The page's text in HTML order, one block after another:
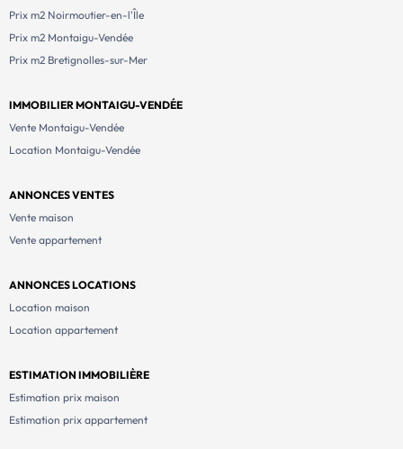
Prix m2 Noirmoutier-en-l'Île
Prix m2 Montaigu-Vendée
Prix m2 Bretignolles-sur-Mer
IMMOBILIER MONTAIGU-VENDÉE
Vente Montaigu-Vendée
Location Montaigu-Vendée
ANNONCES VENTES
Vente maison
Vente appartement
ANNONCES LOCATIONS
Location maison
Location appartement
ESTIMATION IMMOBILIÈRE
Estimation prix maison
Estimation prix appartement